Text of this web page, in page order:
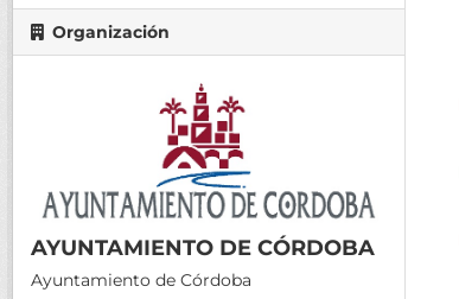
Organización
AYUNTAMIENTO DE CÓRDOBA
Ayuntamiento de Córdoba